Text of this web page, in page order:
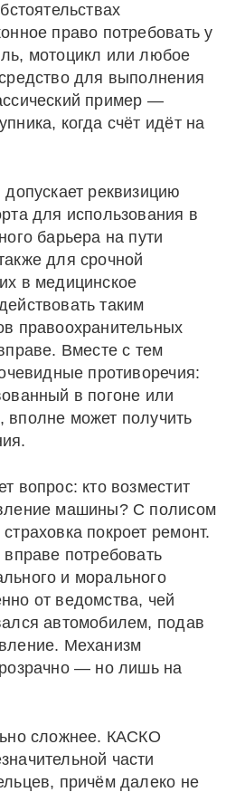
право потребовать у
мотоцикл или любое
для выполнения
пример —
когда счёт идёт на
реквизицию
для использования в
барьера на пути
для срочной
в медицинское
таким
правоохранительных
Вместе с тем
противоречия:
в погоне или
может получить
вопрос: кто возместит
машины? С полисом
покроет ремонт.
потребовать
и морального
от ведомства, чей
автомобилем, подав
Механизм
— но лишь на
сложнее. КАСКО
части
причём далеко не